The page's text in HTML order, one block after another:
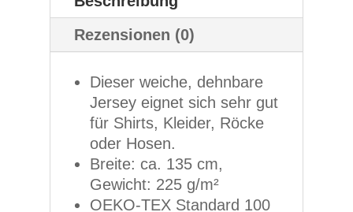
Rezensionen (0)
Dieser weiche, dehnbare
Jersey eignet sich sehr gut
für Shirts, Kleider, Röcke
oder Hosen.
Breite: ca. 135 cm,
Gewicht: 225 g/m²
OEKO-TEX Standard 100